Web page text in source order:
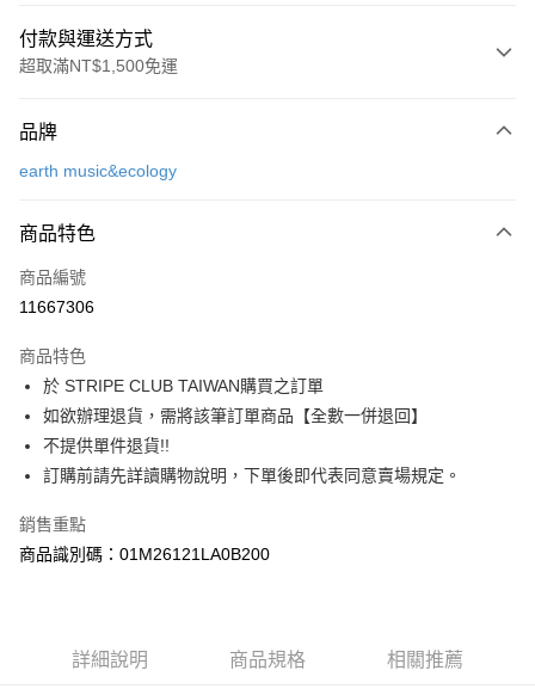
付款與運送方式
超取滿NT$1,500免運
信用卡一次付款
3 期 0 利率 每期
合作金庫商業銀行
上海商業儲蓄銀行
臺灣中小企業銀行
匯豐（台灣）商業銀行
華泰商業銀行
聯邦商業銀行
遠東國際商業銀行
元大商業銀行
玉山商業銀行
星展（台灣）商業銀行
台灣樂天信用卡公司
超商取貨付款
LINE Pay
Apple Pay
街口支付
悠遊付
大哥付你分期
相關說明
流程，驗證手機門號後，選擇欲分期的期數、繳款截止日，確認付款後即完
【關於「AFTEE先享後付」】
品牌
earth music&ecology
商品特色
商品編號
11667306
商品特色
於 STRIPE CLUB TAIWAN購買之訂單
如欲辦理退貨，需將該筆訂單商品【全數一併退回】
不提供單件退貨!!
訂購前請先詳讀購物說明，下單後即代表同意賣場規定。
銷售重點
商品識別碼：01M26121LA0B200
詳細說明 商品規格 相關推薦